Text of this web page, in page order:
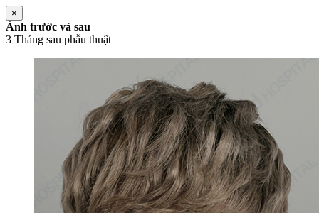
×
Ảnh trước và sau
3 Tháng sau phẫu thuật